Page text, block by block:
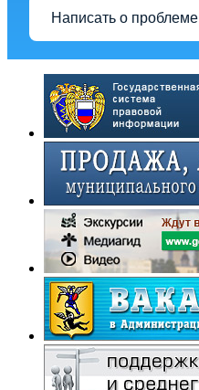
Написать о проблеме